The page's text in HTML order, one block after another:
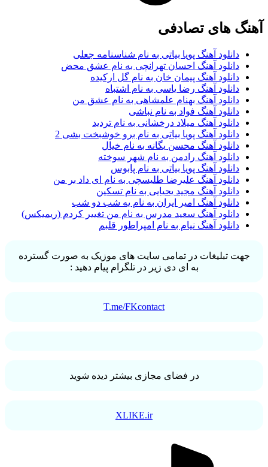
های تصادفی
دانلود آهنگ پویا بیاتی به نام شناسنامه جعلی
دانلود آهنگ احسان‌ تهرانچی به نام عشق محض
دانلود آهنگ پیمان خان به نام گل ارکیده
دانلود آهنگ رضا یاسی به نام اشتباه
دانلود آهنگ بهنام علمشاهی به نام عشق من
دانلود آهنگ فواد به نام نباشی
دانلود آهنگ میلاد درخشانی به نام تردید
دانلود آهنگ پویا بیاتی به نام برو خوشبخت بشی 2
دانلود آهنگ محسن یگانه به نام خیال
دانلود آهنگ رادمن به نام شهر سوخته
دانلود آهنگ پویا بیاتی به نام پابوس
دانلود آهنگ علیرضا طلیسچی به نام ای داد بر من
دانلود آهنگ مجید یحیایی به نام تسکین
دانلود آهنگ امیر ایران به نام یه شب دو شب
دانلود آهنگ سعید مدرس به نام من تغییر کردم (ریمیکس)
دانلود آهنگ نیام به نام امپراطور قلبم
تبلیغات در تمامی سایت های موزیک به صورت گسترده
به ای دی زیر در تلگرام پیام دهید :
T.me/FKcontact
در فضای مجازی بیشتر دیده شوید
XLIKE.ir